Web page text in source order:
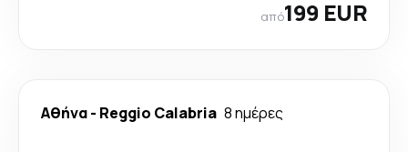
από199 EUR
Αθήνα- Reggio Calabria 8 ημέρες